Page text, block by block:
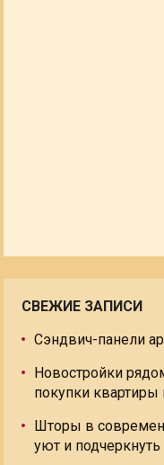
СВЕЖИЕ ЗАПИСИ
Сэндвич-панели
Новостройки
покупки
Шторы в
уют и